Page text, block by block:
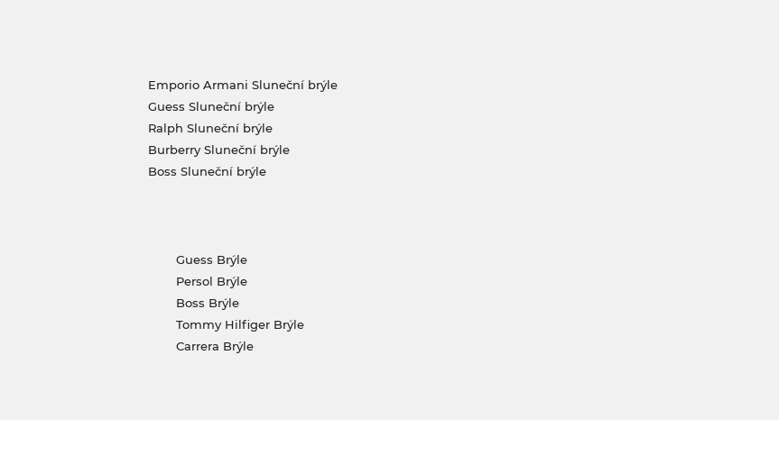
Emporio Armani Sluneční brýle
Guess Sluneční brýle
Ralph Sluneční brýle
Burberry Sluneční brýle
Boss Sluneční brýle
Guess Brýle
Persol Brýle
Boss Brýle
Tommy Hilfiger Brýle
Carrera Brýle